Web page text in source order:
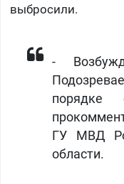
выбросили.
-
ГУ МВД
области.